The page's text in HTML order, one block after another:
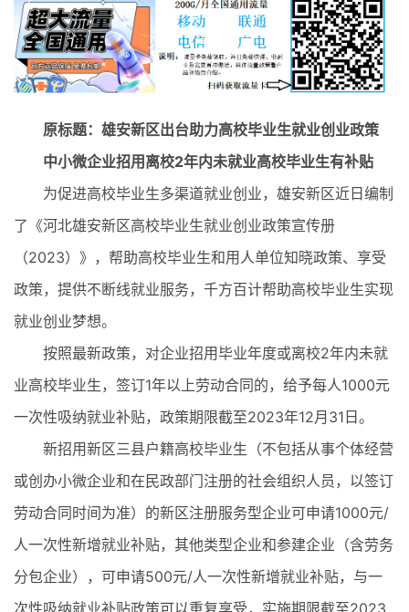
原标题：雄安新区出台助力高校毕业生就业创业政策
中小微企业招用离校2年内未就业高校毕业生有补贴
为促进高校毕业生多渠道就业创业，雄安新区近日编制
了《河北雄安新区高校毕业生就业创业政策宣传册
（2023）》，帮助高校毕业生和用人单位知晓政策、享受
政策，提供不断线就业服务，千方百计帮助高校毕业生实现
就业创业梦想。
按照最新政策，对企业招用毕业年度或离校2年内未就
业高校毕业生，签订1年以上劳动合同的，给予每人1000元
一次性吸纳就业补贴，政策期限截至2023年12月31日。
新招用新区三县户籍高校毕业生（不包括从事个体经营
或创办小微企业和在民政部门注册的社会组织人员，以签订
劳动合同时间为准）的新区注册服务型企业可申请1000元/
人一次性新增就业补贴，其他类型企业和参建企业（含劳务
分包企业），可申请500元/人一次性新增就业补贴，与一
次性吸纳就业补贴政策可以重复享受，实施期限截至2023